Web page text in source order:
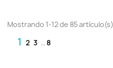
Mostrando 1-12 de 85 artículo(s)
1 2 3 … 8